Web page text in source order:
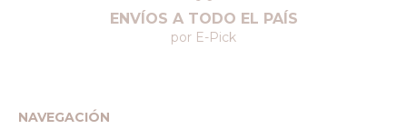
ENVÍOS A TODO EL PAÍS
por E-Pick
NAVEGACIÓN